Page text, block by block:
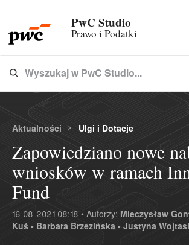
PwC Studio
Prawo i Podatki
Type 3 or more characters for results.
Wyszukaj w PwC Studio...
Aktualności Ulgi i Dotacje
Zapowiedziano nowe
wniosków w ramach
Fund
16-08-2021 08:18 • Autorzy: Mieczysław
Kuś • Barbara Brzezińska • Justyna